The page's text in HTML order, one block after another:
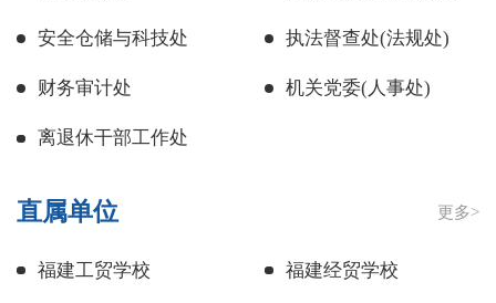
安全仓储与科技处 执法督查处(法规处)
财务审计处 机关党委(人事处)
离退休干部工作处
直属单位 更多>
福建工贸学校 福建经贸学校